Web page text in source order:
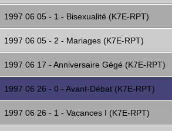
1997 06 05 - 1 - Bisexualité (K7E-RPT)
1997 06 05 - 2 - Mariages (K7E-RPT)
1997 06 17 - Anniversaire Gégé (K7E-RPT)
1997 06 26 - 0 - Avant-Débat (K7E-RPT)
1997 06 26 - 1 - Vacances I (K7E-RPT)